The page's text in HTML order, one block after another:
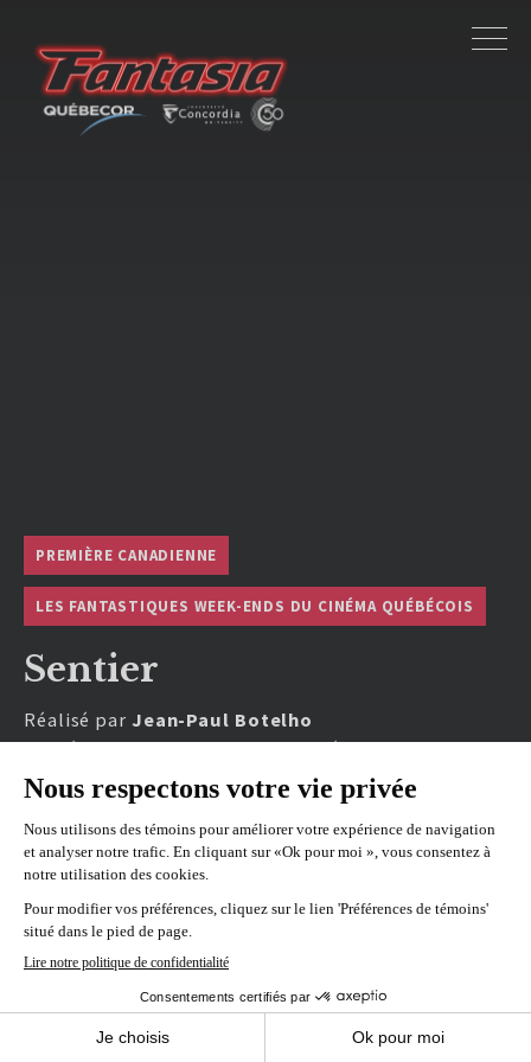
PREMIÈRE CANADIENNE
LES FANTASTIQUES WEEK-ENDS DU CINÉMA QUÉBÉCOIS
Sentier
Réalisé par Jean-Paul Botelho
En présence de Jean-Paul Botelho, réalisateur.
REPRÉSENTATIONS